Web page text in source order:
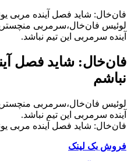
فان‌خال: شاید فصل آینده مربی
لوئیس فان‌خال،‌سرمربی
آینده سرمربی این تیم نباشد.
فان‌خال: شاید فصل
نباشم
لوئیس فان‌خال،‌سرمربی
آینده سرمربی این تیم نباشد.
فان‌خال: شاید فصل آینده مربی
فروش بک لینک